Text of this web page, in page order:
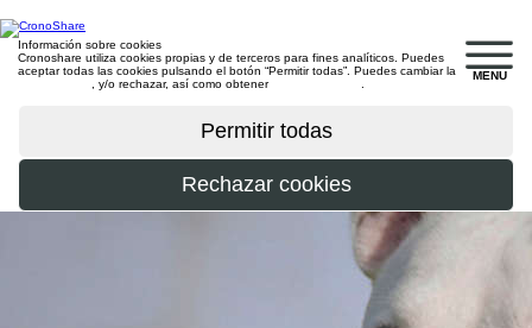
MENU
Información sobre cookies
Cronoshare utiliza cookies propias y de terceros para fines analíticos. Puedes
aceptar todas las cookies pulsando el botón “Permitir todas”. Puedes cambiar la
, y/o rechazar, así como obtener